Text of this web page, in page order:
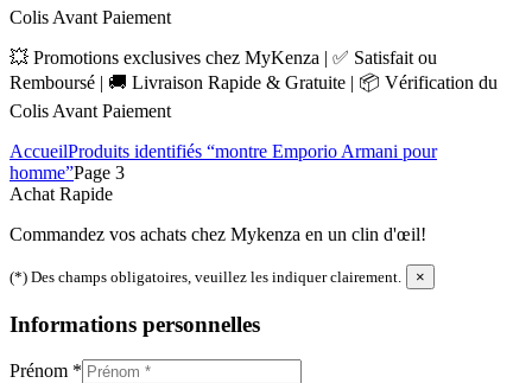
Colis Avant Paiement
💥 Promotions exclusives chez MyKenza | ✅ Satisfait ou
Remboursé | 🚚 Livraison Rapide & Gratuite | 📦 Vérification du
Colis Avant Paiement
AccueilProduits identifiés “montre Emporio Armani pour
homme”Page 3
Achat Rapide
Commandez vos achats chez Mykenza en un clin d'œil!
(*) Des champs obligatoires, veuillez les indiquer clairement. ×
Informations personnelles
Prénom *